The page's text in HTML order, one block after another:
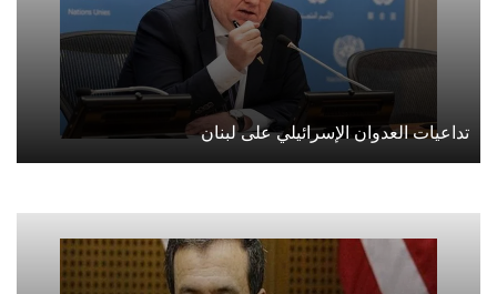
تداعيات العدوان الإسرائيلي على لبنان